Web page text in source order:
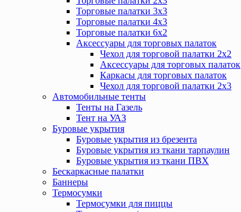
Торговые палатки 3х3
Торговые палатки 4х3
Торговые палатки 6х2
Аксессуары для торговых палаток
Чехол для торговой палатки 2х2
Аксессуары для торговых палаток
Каркасы для торговых палаток
Чехол для торговой палатки 2х3
Автомобильные тенты
Тенты на Газель
Тент на УАЗ
Буровые укрытия
Буровые укрытия из брезента
Буровые укрытия из ткани тарпаулин
Буровые укрытия из ткани ПВХ
Бескаркасные палатки
Баннеры
Термосумки
Термосумки для пиццы